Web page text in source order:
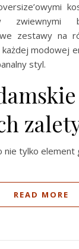
zwiewnymi
zestawy na
modowej
styl.
nie tylko element
READ MORE